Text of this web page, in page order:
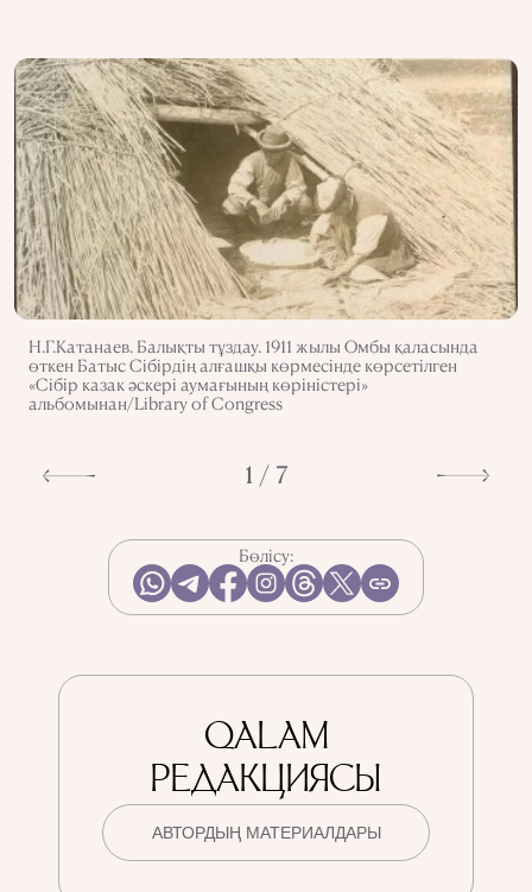
Н.Г.Катанаев. Балықты тұздау. 1911 жылы Омбы қаласында
өткен Батыс Сібірдің алғашқы көрмесінде көрсетілген
«Сібір казак әскері аумағының көріністері»
альбомынан/Library of Congress
1 / 7
Бөлісу:
QALAM
РЕДАКЦИЯСЫ
АВТОРДЫҢ МАТЕРИАЛДАРЫ